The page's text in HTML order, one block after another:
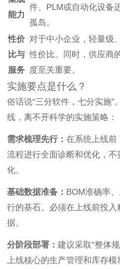
能力
件、PLM或自动化设备
孤岛。
性价
比与
服务
对于中小企业，轻量级
性价比。同时，供应商
度至关重要。
实施要点是什么？
俗话说“三分软件，七分实施”
线，离不开科学的实施策略：
需求梳理先行： 在系统上线前
流程进行全面诊断和优化，
化。
基础数据准备： BOM准确率
行的基石。必须在上线前投
据。
分阶段部署： 建议采取“整体
上线核心的生产管理和库存模